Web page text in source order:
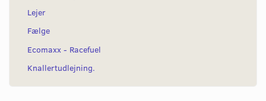
Lejer
Fælge
Ecomaxx - Racefuel
Knallertudlejning.